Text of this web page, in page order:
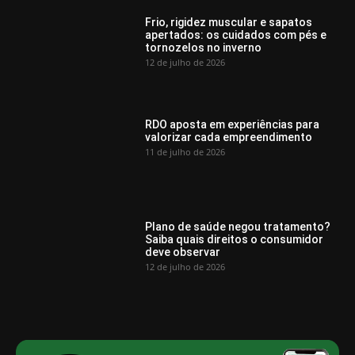
Frio, rigidez muscular e sapatos
apertados: os cuidados com pés e
tornozelos no inverno
12 de julho de 2026
RDO aposta em experiências para
valorizar cada empreendimento
11 de julho de 2026
Plano de saúde negou tratamento?
Saiba quais direitos o consumidor
deve observar
12 de julho de 2026